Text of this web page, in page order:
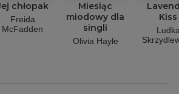
chłopak
Freida
McFadden
Miesiąc
miodowy dla
singli
Olivia Hayle
Kiss